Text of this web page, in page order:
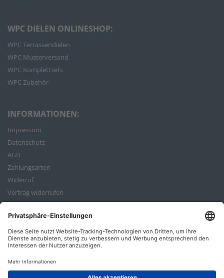
WPC DIELEN ONLINESHOP:
WPC Terrassendielen
WPC Musterversand
WPC Komplettsets
WPC Zubehör
INFORMATIONEN:
Impressum
Datenschutz
AGB
Zahlungsarten
Widerruf
Vertrag widerrufen
Bestellvorgang
ZAHLUNGSARTEN: